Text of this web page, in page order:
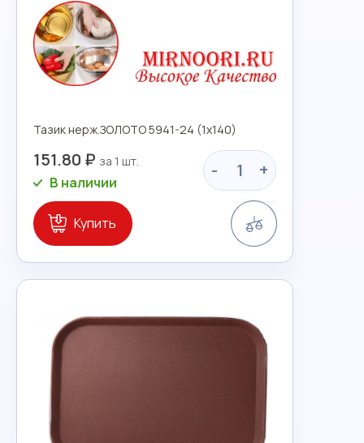
Тазик нерж.ЗОЛОТО 5941-24 (1х140)
151.80 ₽ - +
В наличии
Купить